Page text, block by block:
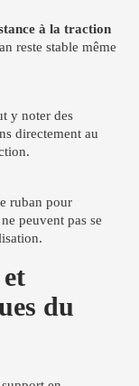
à la traction
reste stable même
y noter des
directement au
ruban pour
peuvent pas se
du